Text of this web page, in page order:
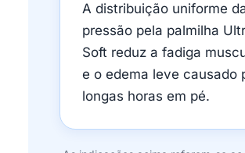
A distribuição uniforme
pressão pela palmilha
Soft reduz a fadiga
e o edema leve causado
longas horas em pé.